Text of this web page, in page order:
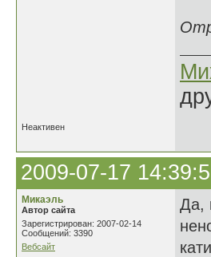
Неактивен
2009-07-17
Микаэль
Автор сайта
Зарегистрирован: 2007-02-14
Сообщений: 3390
Вебсайт
Да,